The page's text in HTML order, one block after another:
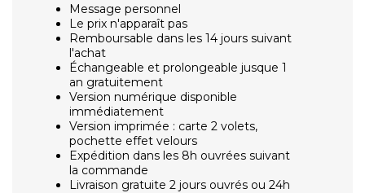
Message personnel
Le prix n'apparaît pas
Remboursable dans les 14 jours suivant
l'achat
Échangeable et prolongeable jusque 1
an gratuitement
Version numérique disponible
immédiatement
Version imprimée : carte 2 volets,
pochette effet velours
Expédition dans les 8h ouvrées suivant
la commande
Livraison gratuite 2 jours ouvrés ou 24h